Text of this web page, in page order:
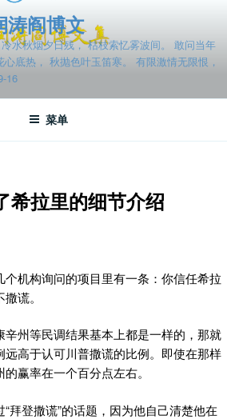
涛阎博文
冷水秋烟夕日残， 枯枝索忆雾波间。 敢问当年
底热， 秋抛色叶玉笛寒。 有限激情无限恨，
16
菜单
希拉里的细节介绍
机构询问的项目里有一条：你信任希拉
谎。
州等民调结果基本上都是一样的，那就
高于认可川普撒谎的比例。即使在那样
赢率在一个百分点左右。
拜登撒谎”的话题，因为他自己清楚他在